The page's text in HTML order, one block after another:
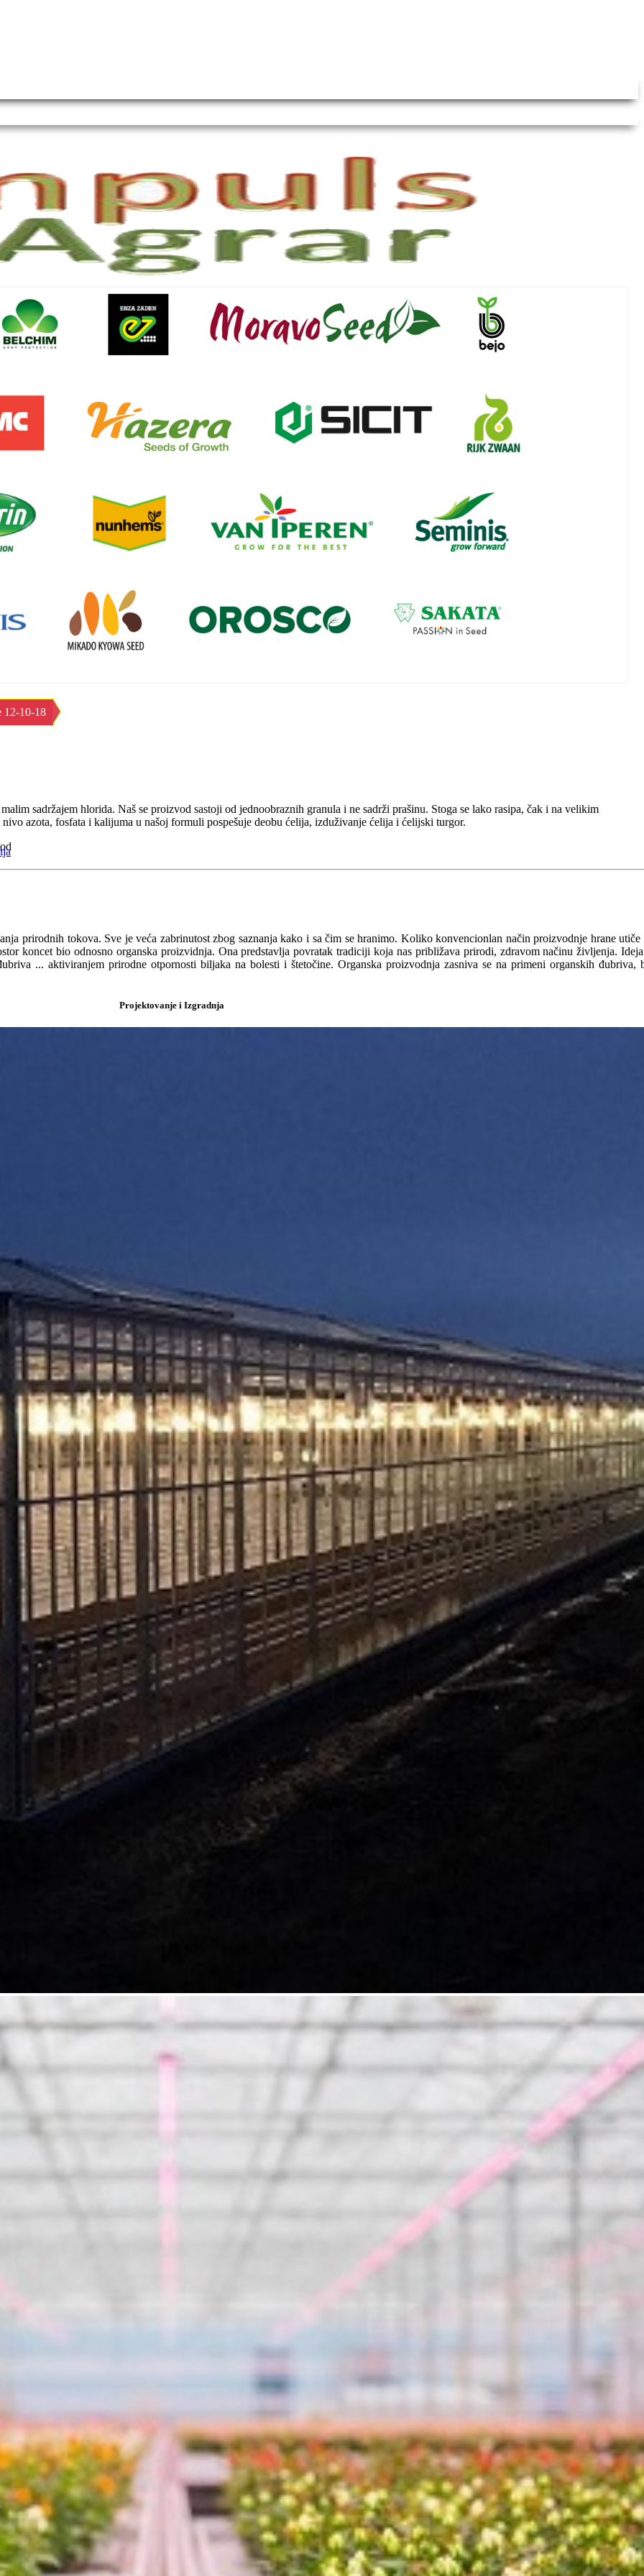
prirodnih tokova. Sve je veća zabrinutost zbog saznanja kako i sa čim se hranimo. Koliko konvencionlan način proizvodnje hrane utiče
koncet bio odnosno organska proizvidnja. Ona predstavlja povratak tradiciji koja nas približava prirodi, zdravom načinu življenja.
... aktiviranjem prirodne otpornosti biljaka na bolesti i štetočine. Organska proizvodnja zasniva se na primeni organskih đubriva,
Projektovanje i Izgradnja
12-10-18
sadržajem hlorida. Naš se proizvod sastoji od jednoobraznih granula i ne sadrži prašinu. Stoga se lako rasipa, čak i na velikim
azota, fosfata i kalijuma u našoj formuli pospešuje deobu ćelija, izduživanje ćelija i ćelijski turgor.
inostranstvo, molimo da nas kontaktirate za informacije o ceni i mogućnostima isporuke.